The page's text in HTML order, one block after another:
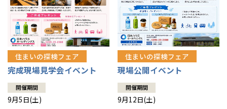
住まいの探検フェア
完成現場見学会イベント
開催期間
9月5日(土)
住まいの探検フェア
現場公開イベント
開催期間
9月12日(土)